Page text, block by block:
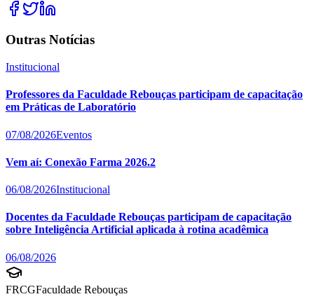
Outras Notícias
Institucional
Professores da Faculdade Rebouças participam de capacitação
em Práticas de Laboratório
07/08/2026Eventos
Vem aí: Conexão Farma 2026.2
06/08/2026Institucional
Docentes da Faculdade Rebouças participam de capacitação
sobre Inteligência Artificial aplicada à rotina acadêmica
06/08/2026
FRCGFaculdade Rebouças